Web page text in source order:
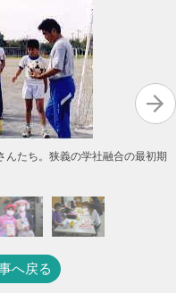
んたち。狭義の学社融合の最初期
へ戻る